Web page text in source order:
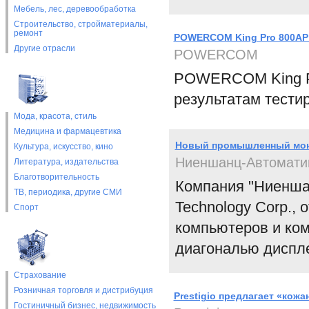
Мебель, лес, деревообработка
Строительство, стройматериалы,
ремонт
Другие отрасли
Мода, красота, стиль
Медицина и фармацевтика
Культура, искусство, кино
Литература, издательства
Благотворительность
ТВ, периодика, другие СМИ
Спорт
Страхование
Розничная торговля и дистрибуция
Гостиничный бизнес, недвижимость
POWERCOM King Pro
POWERCOM
POWERCOM King
результатам
Новый промышленный
Ниеншанц-
Компания
Technology Corp.,
компьютеров и
диагональю
Prestigio предлагает